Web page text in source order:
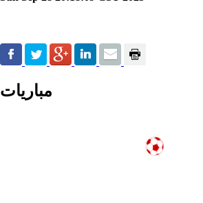
مباريات